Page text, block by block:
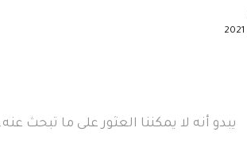
يبدو أنه لا يمكننا العثور على ما تبحث